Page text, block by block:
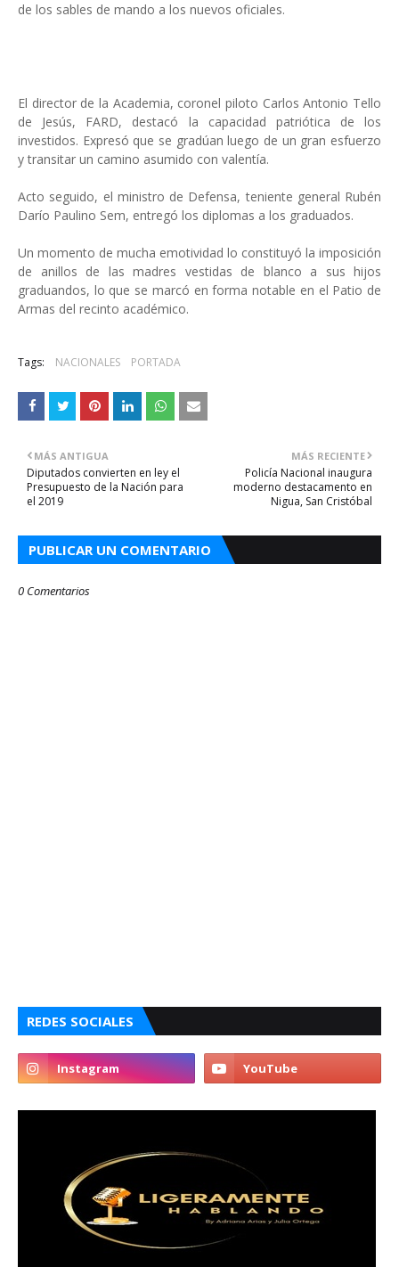
de los sables de mando a los nuevos oficiales.
El director de la Academia, coronel piloto Carlos Antonio Tello
de Jesús, FARD, destacó la capacidad patriótica de los
investidos. Expresó que se gradúan luego de un gran esfuerzo
y transitar un camino asumido con valentía.
Acto seguido, el ministro de Defensa, teniente general Rubén
Darío Paulino Sem, entregó los diplomas a los graduados.
Un momento de mucha emotividad lo constituyó la imposición
de anillos de las madres vestidas de blanco a sus hijos
graduandos, lo que se marcó en forma notable en el Patio de
Armas del recinto académico.
Tags: NACIONALES PORTADA
MÁS RECIENTE
Policía Nacional inaugura
moderno destacamento en
Nigua, San Cristóbal
MÁS ANTIGUA
Diputados convierten en ley el
Presupuesto de la Nación para
el 2019
PUBLICAR UN COMENTARIO
0 Comentarios
REDES SOCIALES